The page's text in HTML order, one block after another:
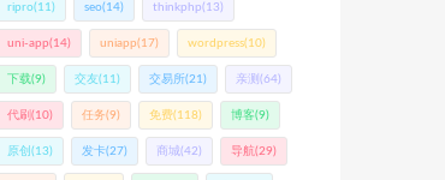
ripro(11) seo(14) thinkphp(13)
uni-app(14) uniapp(17) wordpress(10)
下载(9) 交友(11) 交易所(21) 亲测 (64)
代刷 (10) 任务(9) 免费(118) 博客(9)
原创 (13) 发卡(27) 商城(42) 导航(29)